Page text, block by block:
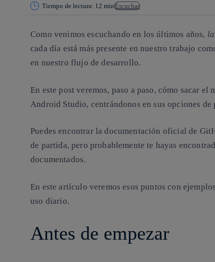
Tiempo de lectura: 12 minEscuchar
Como venimos escuchando en los últimos años,
cada día está más presente en nuestro trabajo
en nuestro flujo de desarrollo.
En este post veremos, paso a paso, cómo sacar
Android Studio, centrándonos en sus opciones
Puedes encontrar la documentación oficial de
de partida, pero probablemente te hayas
documentados.
En este artículo veremos esos puntos con
uso diario.
Antes de empezar